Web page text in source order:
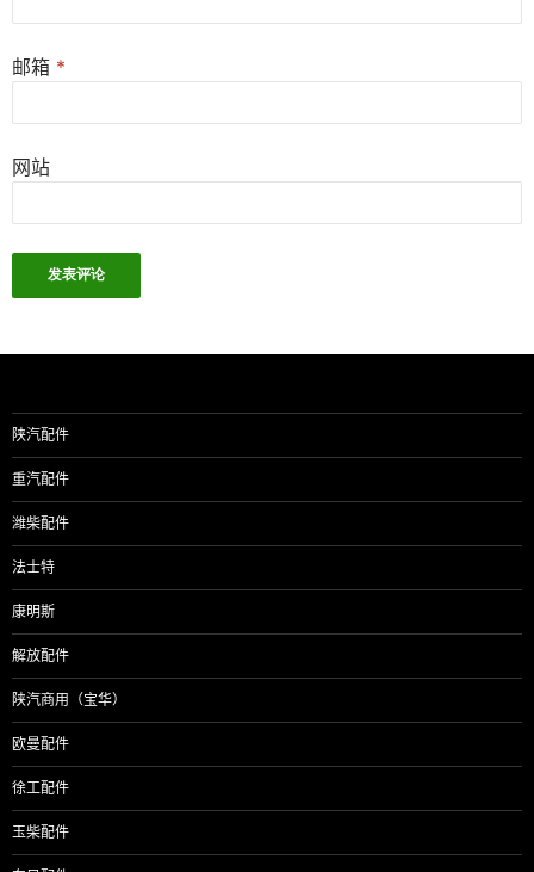
邮箱 *
网站
陕汽配件
重汽配件
潍柴配件
法士特
康明斯
解放配件
陕汽商用（宝华）
欧曼配件
徐工配件
玉柴配件